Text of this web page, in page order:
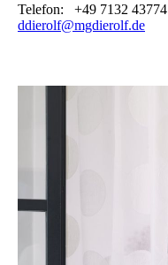
Telefon: +49 7132 43774
ddierolf@mgdierolf.de